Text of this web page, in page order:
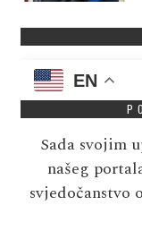
EN
Sada svojim
našeg
svjedočanstvo